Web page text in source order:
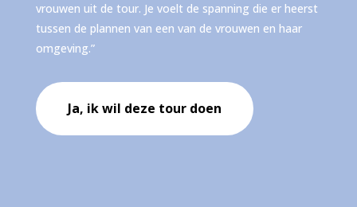
vrouwen uit de tour. Je voelt de spanning die er heerst
tussen de plannen van een van de vrouwen en haar
omgeving.”
Ja, ik wil deze tour doen